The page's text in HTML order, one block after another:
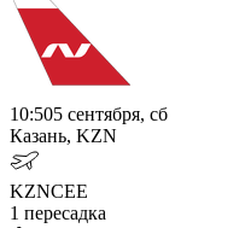
10:505 сентября, сб
Казань, KZN
KZNCEE
1 пересадка